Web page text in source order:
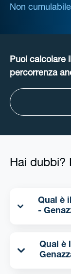
Non
Puoi calcolare
percorrenza
Hai dubbi?
Qual è il
-
Qual è la